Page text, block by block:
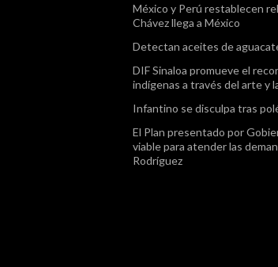
México y Perú restablecen
Chávez llega a México
Detectan aceites de
DIF Sinaloa promueve el
indígenas a través del arte y
Infantino se disculpa tras
El Plan presentado por
viable para atender las
Rodríguez